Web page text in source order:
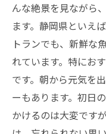
んな絶景を見ながら
ます。静岡県といえ
トランでも、新鮮な
れています。特にお
です。朝から元気を
ーもあります。初日
かけるのは大変です